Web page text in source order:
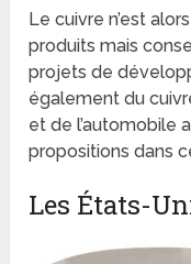
Le cuivre n’est
produits mais
projets de
également du
et de l’automobile
propositions dans
Les États-